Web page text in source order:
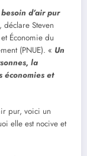
d’air pur
Steven
Économie du
(PNUE). « Un
la
économies et
pur, voici un
elle est nocive et